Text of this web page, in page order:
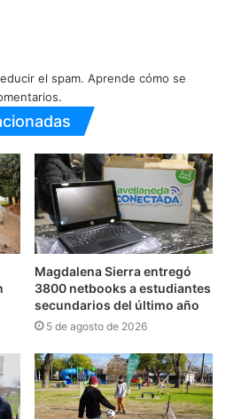
el spam. Aprende cómo se
Magdalena Sierra entregó
3800 netbooks a estudiantes
secundarios del último año
5 de agosto de 2026